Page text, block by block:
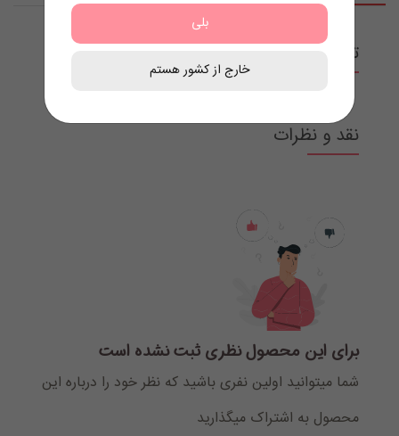
توضیحات محصول
نقد و نظرات
برای این محصول نظری ثبت نشده است
شما میتوانید اولین نفری باشید که نظر خود را درباره این
محصول به اشتراک میگذارید
بلی
خارج از کشور هستم